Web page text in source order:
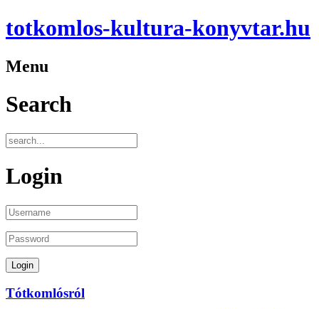
totkomlos-kultura-konyvtar.hu
Menu
Search
Login
Tótkomlósról